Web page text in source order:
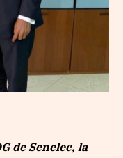
de Senelec, la